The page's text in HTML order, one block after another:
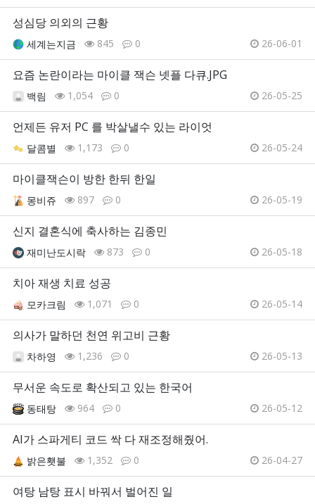
성심당 의외의 근황
세계는지금 845 0 26-06-01
요즘 논란이라는 마이클 잭슨 넷플 다큐.JPG
백림 1,054 0 26-05-25
언제든 유저 PC 를 박살낼수 있는 라이엇
달콤별 1,173 0 26-05-24
마이클잭슨이 방한 한뒤 한일
몽비쥬 897 0 26-05-19
신지 결혼식에 축사하는 김종민
재미난도시락 873 0 26-05-18
치아 재생 치료 성공
모카크림 1,071 0 26-05-14
의사가 말하던 천연 위고비 근황
차하영 1,236 0 26-05-13
무서운 속도로 확산되고 있는 한국어
동태탕 964 0 26-05-12
AI가 스파게티 코드 싹 다 재조정해줬어.
밝은횃불 1,352 0 26-04-27
여탕 남탕 표시 바꿔서 벌어진 일